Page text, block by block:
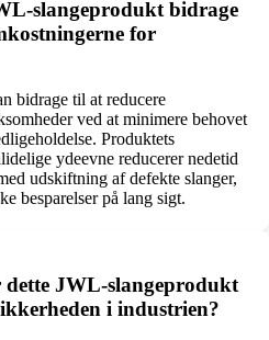
slangeprodukt bidrage
for
bidrage til at reducere
ved at minimere behovet
Produktets
ydeevne reducerer nedetid
udskiftning af defekte slanger,
besparelser på lang sigt.
JWL-slangeprodukt
i industrien?